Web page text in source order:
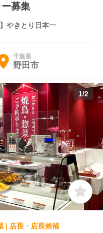
募集
やきとり日本一
千葉県
野田市
1/2
| 店長・店長候補